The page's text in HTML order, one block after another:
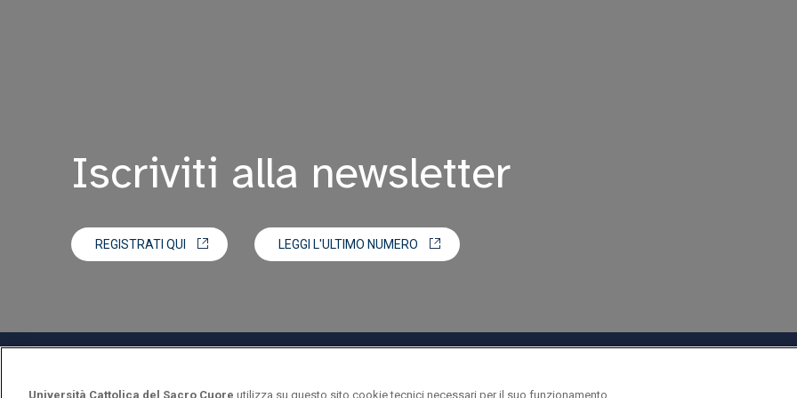
Iscriviti alla newsletter
REGISTRATI QUI LEGGI L'ULTIMO NUMERO
Università Cattolica del Sacro Cuore utilizza su questo sito cookie tecnici necessari per il suo funzionamento